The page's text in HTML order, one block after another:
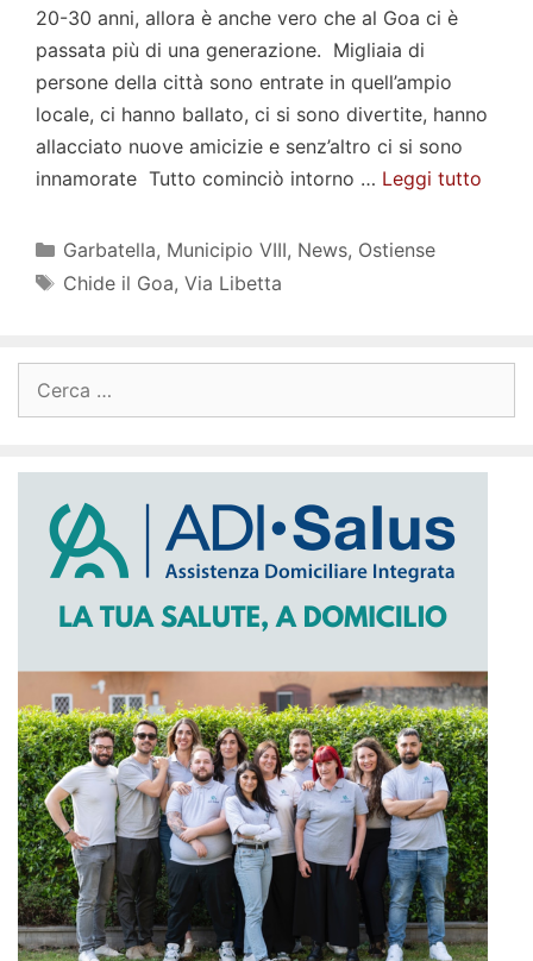
20-30 anni, allora è anche vero che al Goa ci è
passata più di una generazione. Migliaia di
persone della città sono entrate in quell’ampio
locale, ci hanno ballato, ci si sono divertite, hanno
allacciato nuove amicizie e senz’altro ci si sono
innamorate Tutto cominciò intorno … Leggi tutto
Categorie
Garbatella, Municipio VIII, News, Ostiense
Tag
Chide il Goa, Via Libetta
per: